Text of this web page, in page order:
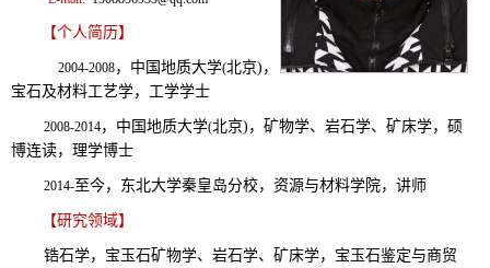
【个人简历】
2004-2008，中国 地质大学(北京) ，
宝石及材料工艺学，工学学士
2008-2014，中国 地质大学(北京) ，矿物学、岩石学、矿床学，硕
博连读， 理学博士
2014-至今，东北大学秦皇岛分校， 资源与材料学院，讲师
【研究领域】
锆石学， 宝玉石矿物学、 岩石学、矿床学， 宝 玉石鉴定与商贸